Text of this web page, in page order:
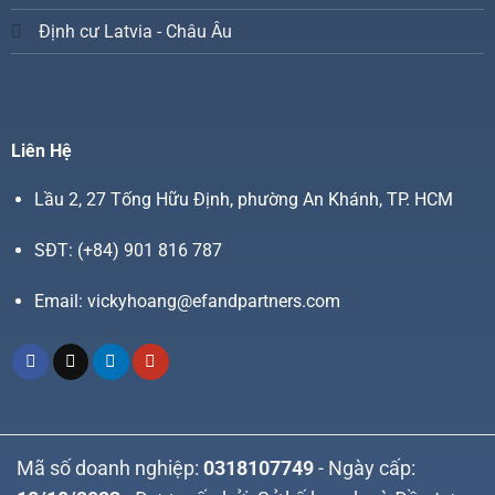
Định cư Latvia - Châu Âu
Liên Hệ
Lầu 2, 27 Tống Hữu Định, phường An Khánh, TP. HCM
SĐT: (+84) 901 816 787
Email: vickyhoang@efandpartners.com
Mã số doanh nghiệp: 0318107749 - Ngày cấp: